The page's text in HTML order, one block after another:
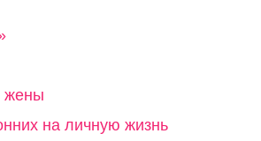
жены
на личную жизнь